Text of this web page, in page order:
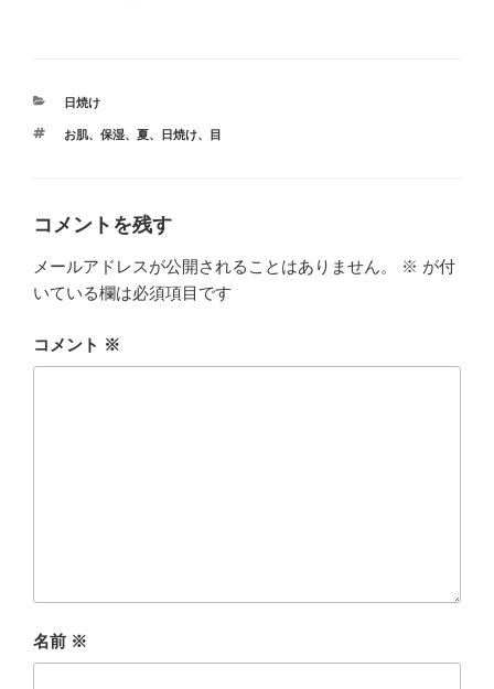
カ
ゴ
日焼け
タ
お肌、 保湿、 夏、 日焼け、 目
コメントを残す
メールアドレスが公開されることはありません。 ※ が付
いている欄は必須項目です
コメント ※
名前 ※